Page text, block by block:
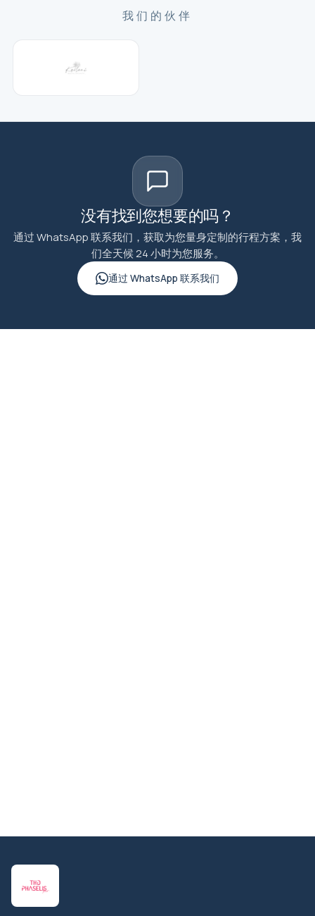
我们的伙伴
没有找到您想要的吗？
通过 WhatsApp 联系我们，获取为您量身定制的行程方案，我
们全天候 24 小时为您服务。
通过 WhatsApp 联系我们